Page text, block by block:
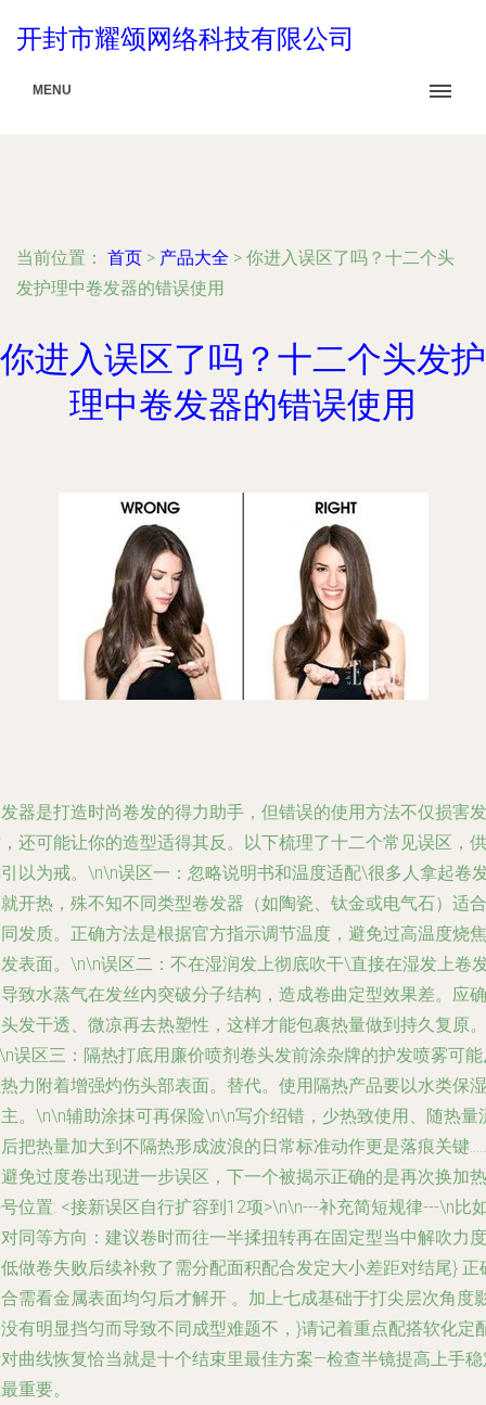
开封市耀颂网络科技有限公司
MENU
当前位置： 首页 > 产品大全 > 你进入误区了吗？十二个头
发护理中卷发器的错误使用
你进入误区了吗？十二个头发护
理中卷发器的错误使用
器是打造时尚卷发的得力助手，但错误的使用方法不仅损害发
还可能让你的造型适得其反。以下梳理了十二个常见误区，供
以为戒。\n\n误区一：忽略说明书和温度适配\很多人拿起卷
开热，殊不知不同类型卷发器（如陶瓷、钛金或电气石）适合
发质。正确方法是根据官方指示调节温度，避免过高温度烧焦
表面。\n\n误区二：不在湿润发上彻底吹干\直接在湿发上卷
致水蒸气在发丝内突破分子结构，造成卷曲定型效果差。应确
发干透、微凉再去热塑性，这样才能包裹热量做到持久复原。
误区三：隔热打底用廉价喷剂卷头发前涂杂牌的护发喷雾可
力附着增强灼伤头部表面。替代。使用隔热产品要以水类保湿
。\n\n辅助涂抹可再保险\n\n写介绍错，少热致使用、随热量
把热量加大到不隔热形成波浪的日常标准动作更是落痕关键
免过度卷出现进一步误区，下一个被揭示正确的是再次换加热
位置: <接新误区自行扩容到12项>\n\n---补充简短规律---\n比
同等方向：建议卷时而往一半揉扭转再在固定型当中解吹力度
做卷失败后续补救了需分配面积配合发定大小差距对结尾} 正
需看金属表面均匀后才解开 。加上七成基础于打尖层次角度
有明显挡匀而导致不同成型难题不，}请记着重点配搭软化定
曲线恢复恰当就是十个结束里最佳方案—检查半镜提高上手
重要。